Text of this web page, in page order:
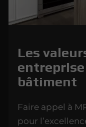
Les
bâtiment
Faire appel à
pour